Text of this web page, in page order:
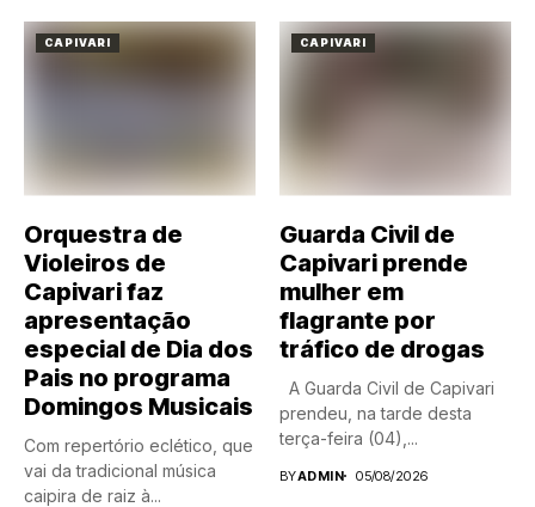
CAPIVARI
Orquestra de
Violeiros de
Capivari faz
apresentação
especial de Dia dos
Pais no programa
Domingos Musicais
Com repertório eclético, que
vai da tradicional música
caipira de raiz à...
CAPIVARI
Guarda Civil de
Capivari prende
mulher em
flagrante por
tráfico de drogas
A Guarda Civil de Capivari
prendeu, na tarde desta
terça-feira (04),...
BYADMIN 05/08/2026